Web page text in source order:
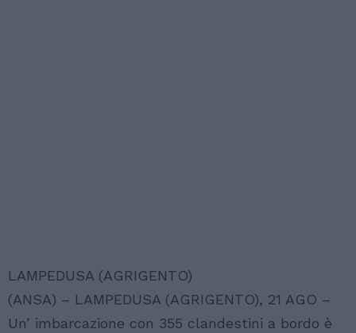
LAMPEDUSA (AGRIGENTO)
(ANSA) – LAMPEDUSA (AGRIGENTO), 21 AGO –
Un’ imbarcazione con 355 clandestini a bordo è